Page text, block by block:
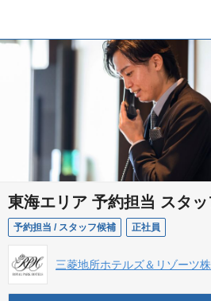
東海エリア 予約担当 スタ
予約担当 / スタッフ候補 正社員
三菱地所ホテルズ＆リゾーツ